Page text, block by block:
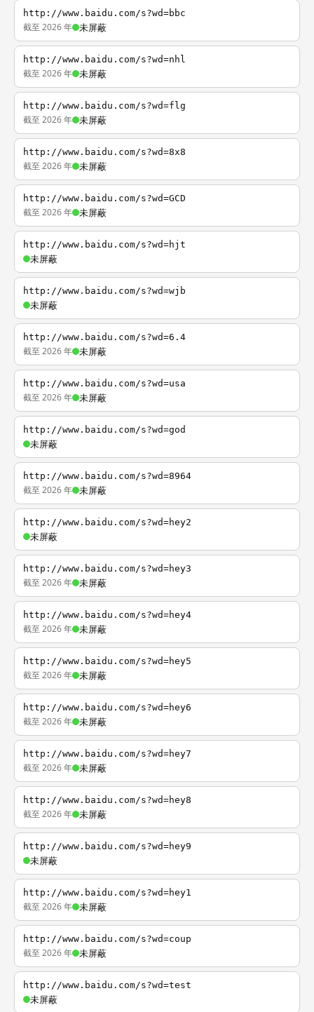
http://www.baidu.com/s?wd=bbc
截至 2026 年 未屏蔽
http://www.baidu.com/s?wd=nhl
截至 2026 年 未屏蔽
http://www.baidu.com/s?wd=flg
截至 2026 年 未屏蔽
http://www.baidu.com/s?wd=8x8
截至 2026 年 未屏蔽
http://www.baidu.com/s?wd=GCD
截至 2026 年 未屏蔽
http://www.baidu.com/s?wd=hjt
未屏蔽
http://www.baidu.com/s?wd=wjb
未屏蔽
http://www.baidu.com/s?wd=6.4
截至 2026 年 未屏蔽
http://www.baidu.com/s?wd=usa
截至 2026 年 未屏蔽
http://www.baidu.com/s?wd=god
未屏蔽
http://www.baidu.com/s?wd=8964
截至 2026 年 未屏蔽
http://www.baidu.com/s?wd=hey2
未屏蔽
http://www.baidu.com/s?wd=hey3
截至 2026 年 未屏蔽
http://www.baidu.com/s?wd=hey4
截至 2026 年 未屏蔽
http://www.baidu.com/s?wd=hey5
截至 2026 年 未屏蔽
http://www.baidu.com/s?wd=hey6
截至 2026 年 未屏蔽
http://www.baidu.com/s?wd=hey7
截至 2026 年 未屏蔽
http://www.baidu.com/s?wd=hey8
截至 2026 年 未屏蔽
http://www.baidu.com/s?wd=hey9
未屏蔽
http://www.baidu.com/s?wd=hey1
截至 2026 年 未屏蔽
http://www.baidu.com/s?wd=coup
截至 2026 年 未屏蔽
http://www.baidu.com/s?wd=test
未屏蔽